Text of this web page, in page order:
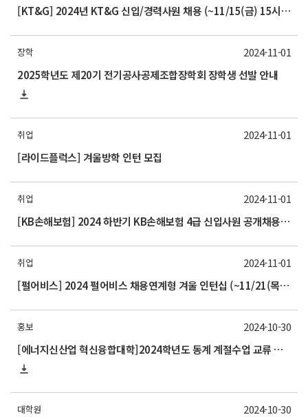
[KT&G] 2024년 KT&G 신입/경력사원 채용 (~11/15(금) 15시까지)
장학
2025학년도 제20기 전기공사공제조합장학회 장학생 선발 안내
2024-11-01
취업
[라이드플럭스] 겨울방학 인턴 모집
2024-11-01
취업
[KB손해보험] 2024 하반기 KB손해보험 4급 신입사원 공개채용 (~11/13(수) 23시까지)
2024-11-01
취업
[펄어비스] 2024 펄어비스 채용연계형 겨울 인턴십 (~11/21(목) 16시까지)
2024-11-01
홍보
[에너지신산업 혁신융합대학]2024학년도 동계 계절수업 교류 수학 안내(부산대)
2024-10-30
대학원 2024-10-30